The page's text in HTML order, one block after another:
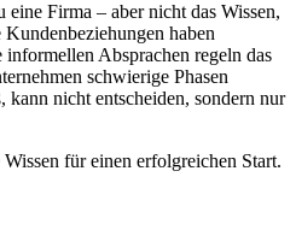
Firma – aber nicht das Wissen,
haben
informellen Absprachen regeln das
schwierige Phasen
kann nicht entscheiden, sondern nur
für einen erfolgreichen Start.